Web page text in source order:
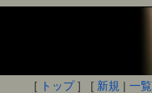
[ トップ] [ 新規 |一覧